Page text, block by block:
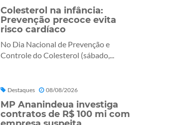
Colesterol na infância:
Prevenção precoce evita
risco cardíaco
No Dia Nacional de Prevenção e
Controle do Colesterol (sábado,...
Destaques 08/08/2026
MP Ananindeua investiga
contratos de R$ 100 mi com